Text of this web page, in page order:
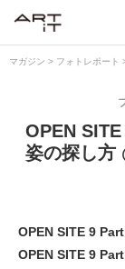
マガジン > フォトレポート
OPEN
姿の探し方
OPEN SITE 9
OPEN SITE 9